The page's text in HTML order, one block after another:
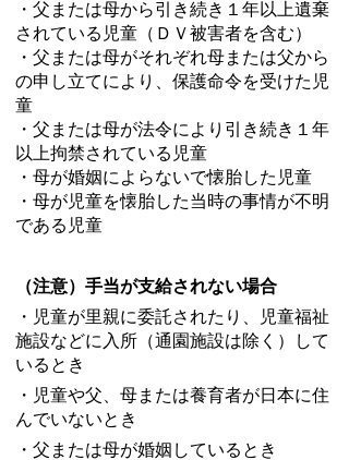
・父または母から引き続き１年以上遺棄
されている児童（ＤＶ被害者を含む）
・父または母がそれぞれ母または父から
の申し立てにより、保護命令を受けた児
童
・父または母が法令により引き続き１年
以上拘禁されている児童
・母が婚姻によらないで懐胎した児童
・母が児童を懐胎した当時の事情が不明
である児童
（注意）手当が支給されない場合
・児童が里親に委託されたり、児童福祉
施設などに入所（通園施設は除く）して
いるとき
・児童や父、母または養育者が日本に住
んでいないとき
・父または母が婚姻しているとき